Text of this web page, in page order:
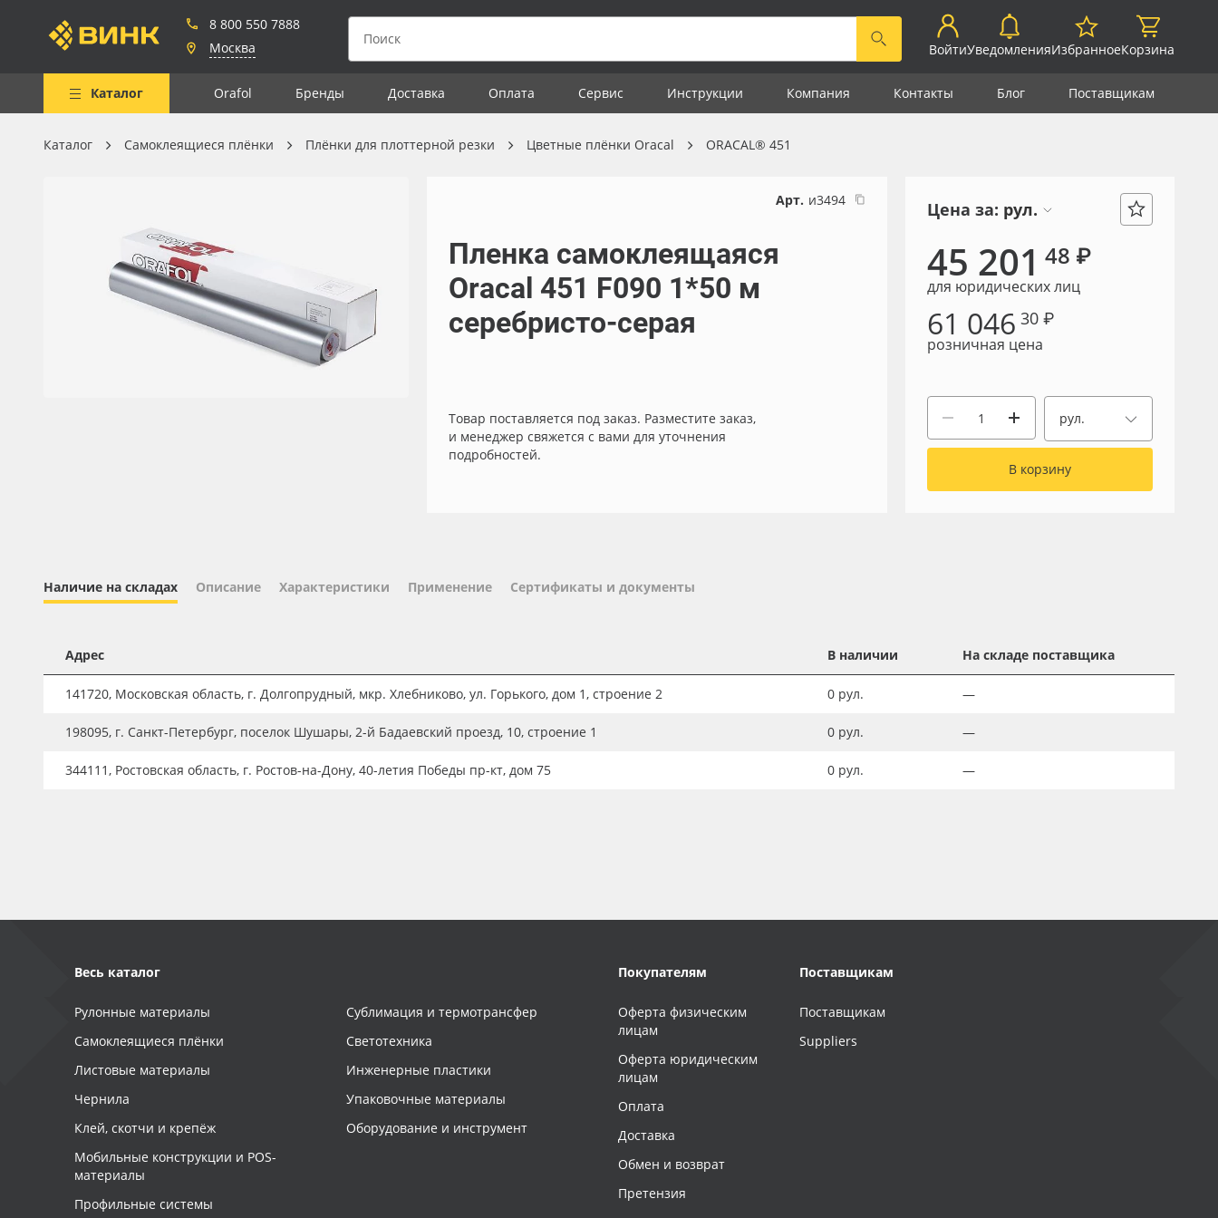
8 800 550 7888
Москва
ВойтиУведомленияИзбранноеКорзина
Каталог Orafol Бренды Доставка Оплата Сервис Инструкции Компания Контакты Блог Поставщикам
Весь каталог
Самоклеящиеся плёнки
Листовые материалы
Чернила
Клей, скотчи и крепёж
Новинки ассортимента
Плёнка монтажная Oratape
ПЭТ листовой
ПЭТ бэклит
Каталог Самоклеящиеся плёнки Плёнки для плоттерной резки Цветные плёнки Oracal ORACAL® 451
Арт. и3494
Пленка самоклеящаяся
Oracal 451 F090 1*50 м
серебристо-серая
Товар поставляется под заказ. Разместите заказ,
и менеджер свяжется с вами для уточнения
подробностей.
Цена за: рул.
45 201 48 ₽
для юридических лиц
61 046 30 ₽
розничная цена
рул.
В корзину
Наличие на складах Описание Характеристики Применение Сертификаты и документы
Адрес В наличии На складе поставщика
141720, Московская область, г. Долгопрудный, мкр. Хлебниково, ул. Горького, дом 1, строение 2 0 рул. —
198095, г. Санкт-Петербург, поселок Шушары, 2-й Бадаевский проезд, 10, строение 1 0 рул. —
344111, Ростовская область, г. Ростов-на-Дону, 40-летия Победы пр-кт, дом 75 0 рул. —
Весь каталог
Рулонные материалы
Самоклеящиеся плёнки
Листовые материалы
Чернила
Клей, скотчи и крепёж
Мобильные конструкции и POS-
материалы
Профильные системы
Сублимация и термотрансфер
Светотехника
Инженерные пластики
Упаковочные материалы
Оборудование и инструмент
Покупателям
Оферта физическим
лицам
Оферта юридическим
лицам
Оплата
Доставка
Обмен и возврат
Претензия
Поставщикам
Поставщикам
Suppliers